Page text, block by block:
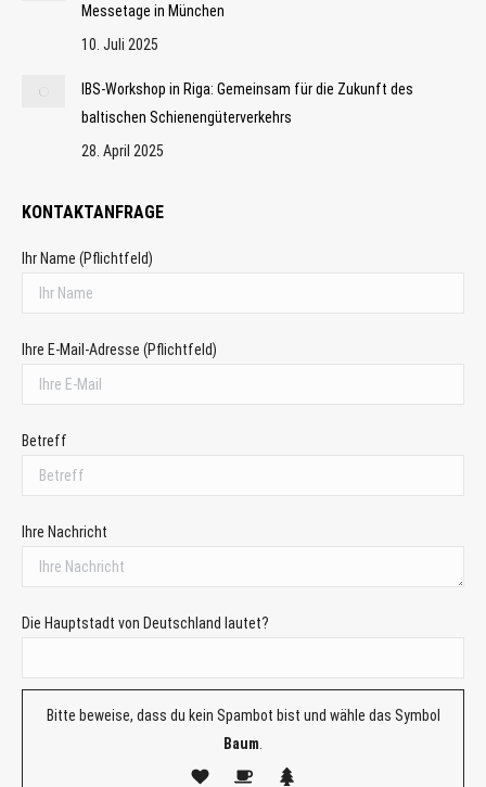
Messetage in München
10. Juli 2025
IBS-Workshop in Riga: Gemeinsam für die Zukunft des
baltischen Schienengüterverkehrs
28. April 2025
KONTAKTANFRAGE
Ihr Name (Pflichtfeld)
Ihre E-Mail-Adresse (Pflichtfeld)
Betreff
Ihre Nachricht
Die Hauptstadt von Deutschland lautet?
Bitte beweise, dass du kein Spambot bist und wähle das Symbol
Baum